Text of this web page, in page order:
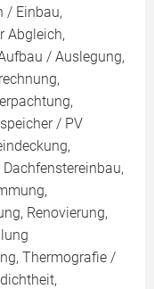
/ Einbau,
Abgleich,
/ Auslegung,
/ PV
Renovierung,
Thermografie /